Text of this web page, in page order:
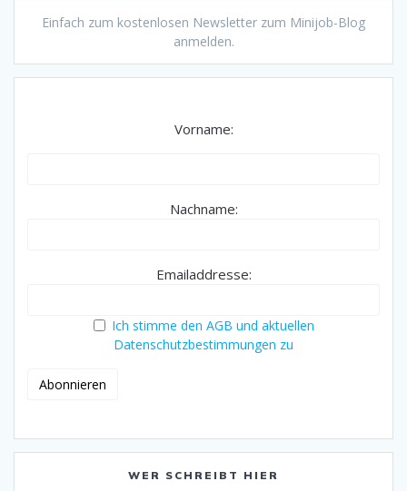
Einfach zum kostenlosen Newsletter zum Minijob-Blog
anmelden.
Vorname:
Nachname:
Emailaddresse:
Ich stimme den AGB und aktuellen
Datenschutzbestimmungen zu
WER SCHREIBT HIER